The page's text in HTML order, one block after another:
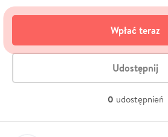
Wpłać teraz
Udostępnij
0 udostępnień